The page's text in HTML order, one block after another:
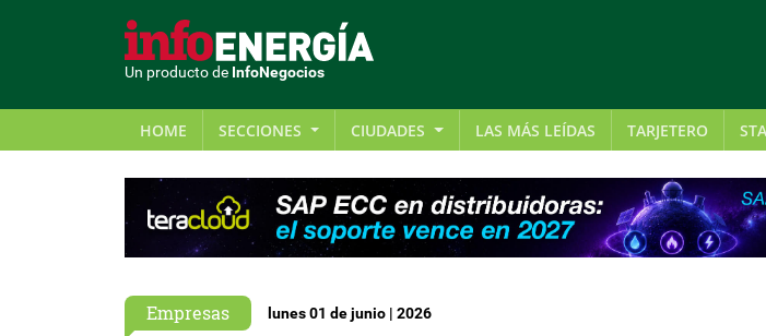
Un producto de InfoNegocios
HOME SECCIONES CIUDADES LAS MÁS LEÍDAS TARJETERO
Empresas lunes 01 de junio | 2026